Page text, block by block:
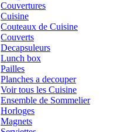
Couvertures
Cuisine
Couteaux de Cuisine
Couverts
Decapsuleurs
Lunch box
Pailles
Planches a decouper
Voir tous les Cuisine
Ensemble de Sommelier
Horloges
Magnets